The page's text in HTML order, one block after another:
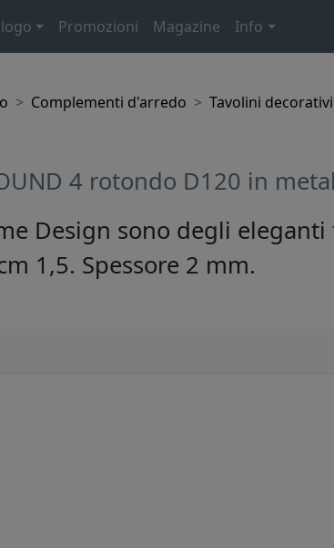
Promozioni Magazine Info
Complementi d'arredo Tavolini
4 rotondo D120 in
Design sono degli
1,5. Spessore 2 mm.